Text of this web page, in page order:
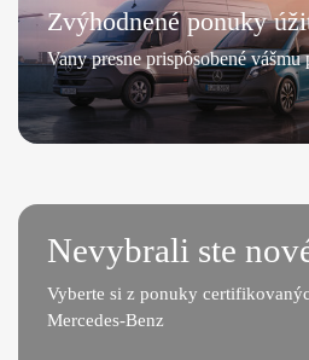
Zvýhodnené ponuky
Vany presne prispôsobené
Nevybrali ste
Vyberte si z ponuky
Mercedes-Benz